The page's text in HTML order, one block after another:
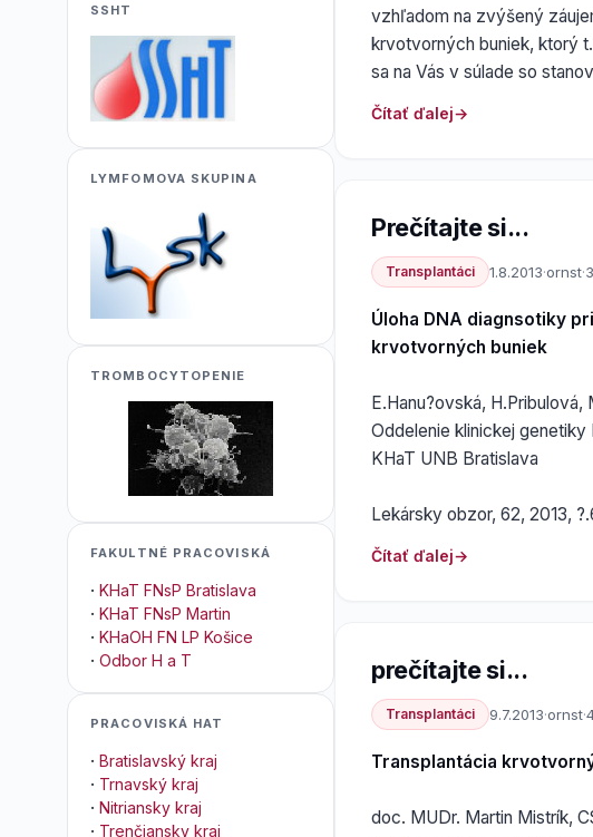
vzhľadom na zvýšený
krvotvorných buniek, ktorý
sa na Vás v súlade so
Čítať ďalej
Prečítajte si...
Transplantáci 1.8.2013·ornst·
Úloha DNA diagnsotiky
krvotvorných buniek
E.Hanu?ovská,
Oddelenie klinickej genetiky
KHaT UNB Bratislava
Lekársky obzor, 62, 2013,
Čítať ďalej
prečítajte si...
Transplantáci 9.7.2013·ornst·
Transplantácia
doc. MUDr. Martin Mistrík,
SSHT
LYMFOMOVA SKUPINA
TROMBOCYTOPENIE
FAKULTNÉ PRACOVISKÁ
· KHaT FNsP Bratislava
· KHaT FNsP Martin
· KHaOH FN LP Košice
· Odbor H a T
PRACOVISKÁ HAT
· Bratislavský kraj
· Trnavský kraj
· Nitriansky kraj
· Trenčiansky kraj